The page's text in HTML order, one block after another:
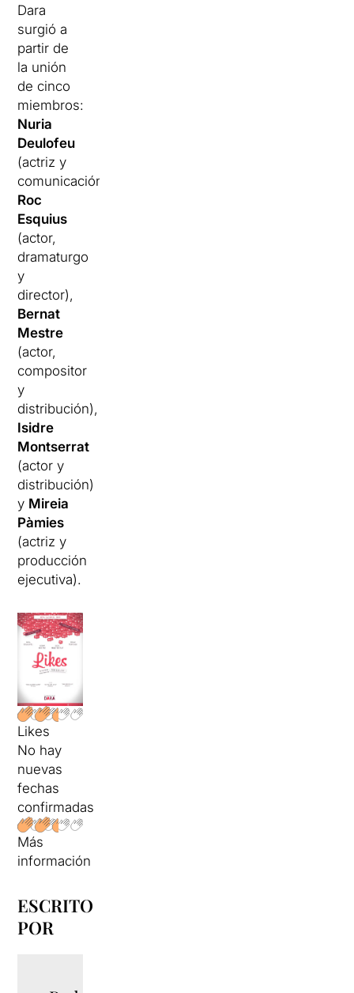
Dara
surgió a
partir de
la unión
de cinco
miembros:
Nuria
Deulofeu
(actriz y
comunicación),
Roc
Esquius
(actor,
dramaturgo
y
director),
Bernat
Mestre
(actor,
compositor
y
distribución),
Isidre
Montserrat
(actor y
distribución)
y Mireia
Pàmies
(actriz y
producción
ejecutiva).
Likes
No hay
nuevas
fechas
confirmadas
Más
información
ESCRITO
POR